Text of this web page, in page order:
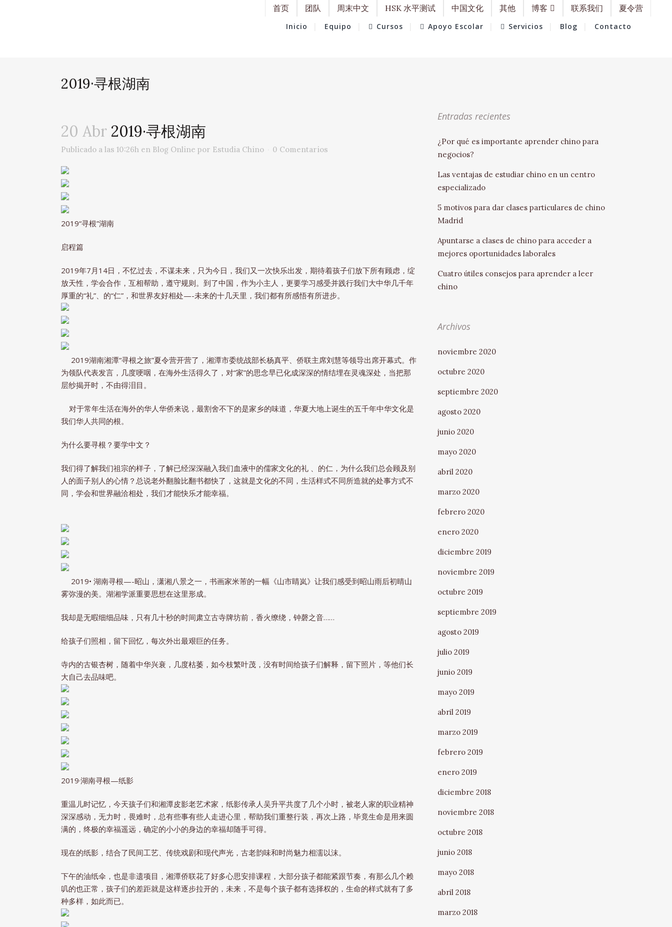
首页 团队 周末中文 HSK 水平测试 中国文化 其他 博客 联系我们 夏令营
Inicio Equipo Cursos Apoyo Escolar Servicios Blog Contacto
2019·寻根湖南
20 Abr 2019·寻根湖南
Publicado a las 10:26h en Blog Online por Estudia Chino 0 Comentarios
2019“寻根”湖南
启程篇
2019年7月14日，不忆过去，不谋未来，只为今日，我们又一次快乐出发，期待着孩子们放下所有顾虑，绽
放天性，学会合作，互相帮助，遵守规则。到了中国，作为小主人，更要学习感受并践行我们大中华几千年
厚重的“礼”、的“仁”，和世界友好相处—-未来的十几天里，我们都有所感悟有所进步。
2019湖南湘潭“寻根之旅”夏令营开营了，湘潭市委统战部长杨真平、侨联主席刘慧等领导出席开幕式。作
为领队代表发言，几度哽咽，在海外生活得久了，对“家”的思念早已化成深深的情结埋在灵魂深处，当把那
层纱揭开时，不由得泪目。
​ 对于常年生活在海外的华人华侨来说，最割舍不下的是家乡的味道，华夏大地上诞生的五千年中华文化是
我们华人共同的根。
为什么要寻根？要学中文？
我们得了解我们祖宗的样子，了解已经深深融入我们血液中的儒家文化的礼 、的仁，为什么我们总会顾及别
人的面子别人的心情？总说老外翻脸比翻书都快了，这就是文化的不同，生活样式不同所造就的处事方式不
同，学会和世界融洽相处，我们才能快乐才能幸福。
2019• 湖南寻根—-昭山，潇湘八景之一，书画家米芾的一幅《山市睛岚》让我们感受到昭山雨后初晴山
雾弥漫的美。湖湘学派重要思想在这里形成。
我却是无暇细细品味，只有几十秒的时间肃立古寺牌坊前，香火缭绕，钟磬之音……
给孩子们照相，留下回忆，每次外出最艰巨的任务。
寺内的古银杏树，随着中华兴衰，几度枯萎，如今枝繁叶茂，没有时间给孩子们解释，留下照片，等他们长
大自己去品味吧。
2019·湖南寻根—纸影
重温儿时记忆，今天孩子们和湘潭皮影老艺术家，纸影传承人吴升平共度了几个小时，被老人家的职业精神
深深感动，无力时，畏难时，总有些事有些人走进心里，帮助我们重整行装，再次上路，毕竟生命是用来圆
满的，终极的幸福遥远，确定的小小的身边的幸福却随手可得。
现在的纸影，结合了民间工艺、传统戏剧和现代声光，古老韵味和时尚魅力相濡以沫。
下午的油纸伞，也是非遗项目，湘潭侨联花了好多心思安排课程，大部分孩子都能紧跟节奏，有那么几个赖
叽的也正常，孩子们的差距就是这样逐步拉开的，未来，不是每个孩子都有选择权的，生命的样式就有了多
种多样，如此而已。
Entradas recientes
¿Por qué es importante aprender chino para
negocios?
Las ventajas de estudiar chino en un centro
especializado
5 motivos para dar clases particulares de chino
Madrid
Apuntarse a clases de chino para acceder a
mejores oportunidades laborales
Cuatro útiles consejos para aprender a leer
chino
Archivos
noviembre 2020
octubre 2020
septiembre 2020
agosto 2020
junio 2020
mayo 2020
abril 2020
marzo 2020
febrero 2020
enero 2020
diciembre 2019
noviembre 2019
octubre 2019
septiembre 2019
agosto 2019
julio 2019
junio 2019
mayo 2019
abril 2019
marzo 2019
febrero 2019
enero 2019
diciembre 2018
noviembre 2018
octubre 2018
junio 2018
mayo 2018
abril 2018
marzo 2018